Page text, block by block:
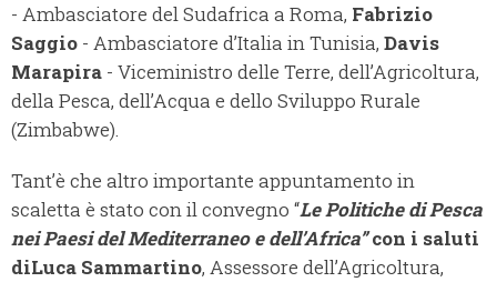
- Ambasciatore del Sudafrica a Roma, Fabrizio
Saggio - Ambasciatore d’Italia in Tunisia, Davis
Marapira - Viceministro delle Terre, dell’Agricoltura,
della Pesca, dell’Acqua e dello Sviluppo Rurale
(Zimbabwe).
Tant’è che altro importante appuntamento in
scaletta è stato con il convegno “Le Politiche di Pesca
nei Paesi del Mediterraneo e dell’Africa”con i saluti
diLuca Sammartino, Assessore dell’Agricoltura,